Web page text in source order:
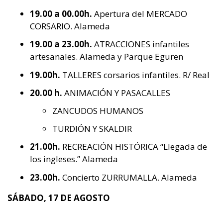
19.00 a 00.00h. Apertura del MERCADO
CORSARIO. Alameda
19.00 a 23.00h. ATRACCIONES infantiles
artesanales. Alameda y Parque Eguren
19.00h. TALLERES corsarios infantiles. R/ Real
20.00 h. ANIMACIÓN Y PASACALLES
ZANCUDOS HUMANOS
TURDIÓN Y SKALDIR
21.00h. RECREACIÓN HISTÓRICA “Llegada de
los ingleses.” Alameda
23.00h. Concierto ZURRUMALLA. Alameda
SÁBADO, 17 DE AGOSTO